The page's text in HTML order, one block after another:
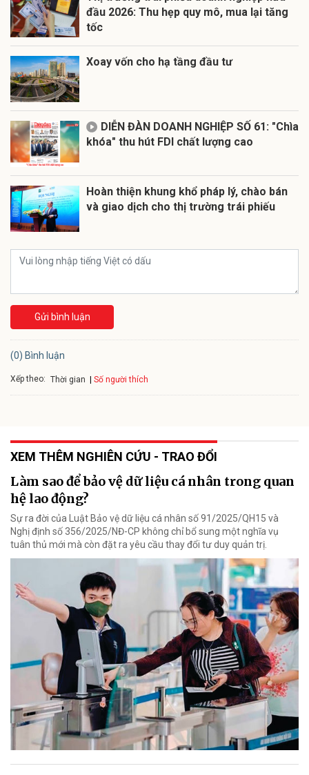
đầu 2026: Thu hẹp quy mô, mua lại tăng
tốc
Xoay vốn cho hạ tầng đầu tư
DIỄN ĐÀN DOANH NGHIỆP SỐ 61: "Chìa
khóa" thu hút FDI chất lượng cao
Hoàn thiện khung khổ pháp lý, chào bán
và giao dịch cho thị trường trái phiếu
Gửi bình luận
(0) Bình luận
Xếp theo: Thời gian Số người thích
XEM THÊM NGHIÊN CỨU - TRAO ĐỔI
Làm sao để bảo vệ dữ liệu cá nhân trong quan
hệ lao động?
Sự ra đời của Luật Bảo vệ dữ liệu cá nhân số 91/2025/QH15 và
Nghị định số 356/2025/NĐ-CP không chỉ bổ sung một nghĩa vụ
tuân thủ mới mà còn đặt ra yêu cầu thay đổi tư duy quản trị.